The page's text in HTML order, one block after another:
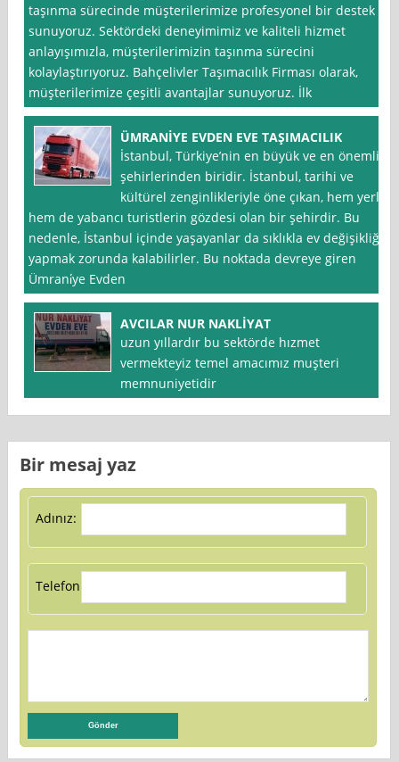
taşınma sürecinde müşterilerimize profesyonel bir destek
sunuyoruz. Sektördeki deneyimimiz ve kaliteli hizmet
anlayışımızla, müşterilerimizin taşınma sürecini
kolaylaştırıyoruz. Bahçelivler Taşımacılık Firması olarak,
müşterilerimize çeşitli avantajlar sunuyoruz. İlk
ÜMRANİYE EVDEN EVE TAŞIMACILIK
İstanbul, Türkiye’nin en büyük ve en önemli
şehirlerinden biridir. İstanbul, tarihi ve
kültürel zenginlikleriyle öne çıkan, hem yerli
hem de yabancı turistlerin gözdesi olan bir şehirdir. Bu
nedenle, İstanbul içinde yaşayanlar da sıklıkla ev değişikliği
yapmak zorunda kalabilirler. Bu noktada devreye giren
Ümrani̇ye Evden
AVCILAR NUR NAKLİYAT
uzun yıllardır bu sektörde hızmet
vermekteyiz temel amacımız muşteri
memnuniyetidir
Bir mesaj yaz
Adınız:
Telefon: